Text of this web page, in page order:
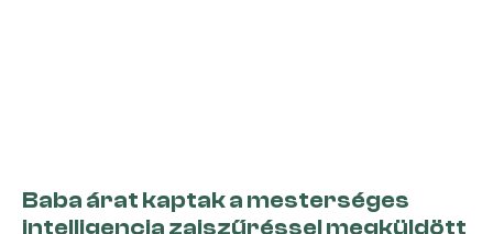
Baba árat kaptak a mesterséges
intelligencia zajszűréssel megküldött